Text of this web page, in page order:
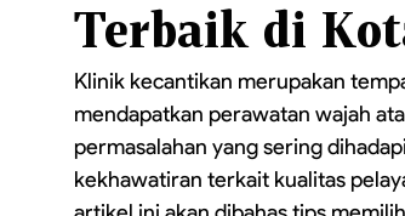
Terbaik di
Klinik kecantikan merupakan
mendapatkan perawatan wajah
permasalahan yang sering
kekhawatiran terkait kualitas